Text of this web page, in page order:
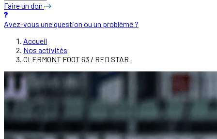
Faire un don
Avez-vous une question ou un problème ?
Accueil
Nos activités
CLERMONT FOOT 63 / RED STAR